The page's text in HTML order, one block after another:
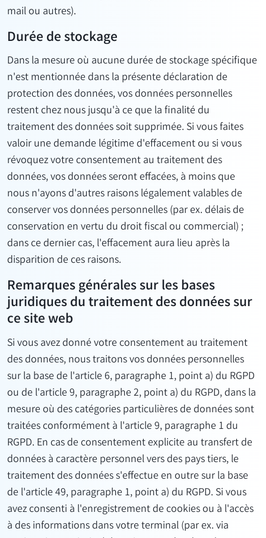
mail ou autres).
Durée de stockage
Dans la mesure où aucune durée de stockage spécifique
n'est mentionnée dans la présente déclaration de
protection des données, vos données personnelles
restent chez nous jusqu'à ce que la finalité du
traitement des données soit supprimée. Si vous faites
valoir une demande légitime d'effacement ou si vous
révoquez votre consentement au traitement des
données, vos données seront effacées, à moins que
nous n'ayons d'autres raisons légalement valables de
conserver vos données personnelles (par ex. délais de
conservation en vertu du droit fiscal ou commercial) ;
dans ce dernier cas, l'effacement aura lieu après la
disparition de ces raisons.
Remarques générales sur les bases
juridiques du traitement des données sur
ce site web
Si vous avez donné votre consentement au traitement
des données, nous traitons vos données personnelles
sur la base de l'article 6, paragraphe 1, point a) du RGPD
ou de l'article 9, paragraphe 2, point a) du RGPD, dans la
mesure où des catégories particulières de données sont
traitées conformément à l'article 9, paragraphe 1 du
RGPD. En cas de consentement explicite au transfert de
données à caractère personnel vers des pays tiers, le
traitement des données s'effectue en outre sur la base
de l'article 49, paragraphe 1, point a) du RGPD. Si vous
avez consenti à l'enregistrement de cookies ou à l'accès
à des informations dans votre terminal (par ex. via